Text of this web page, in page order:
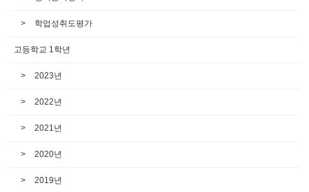
학업성취도평가
고등학교 1학년
2023년
2022년
2021년
2020년
2019년